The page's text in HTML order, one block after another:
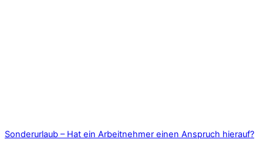
Sonderurlaub – Hat ein Arbeitnehmer einen Anspruch hierauf?